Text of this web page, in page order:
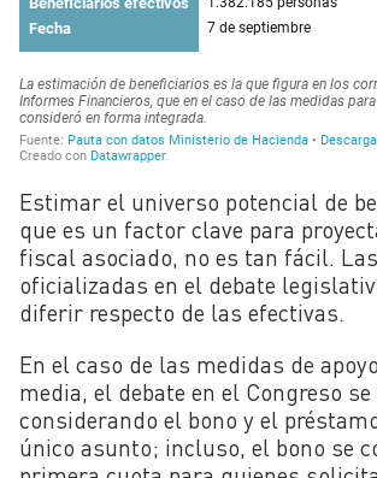
Estimar el universo potencial de
que es un factor clave para
fiscal asociado, no es tan fácil.
oficializadas en el debate
diferir respecto de las efectivas.
En el caso de las medidas de
media, el debate en el Congreso se
considerando el bono y el
único asunto; incluso, el bono se